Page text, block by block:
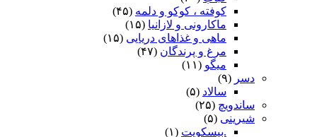
کوفته ، کوکو و دلمه (۴۵)
ماکارونی و لازانیا (۱۵)
ماهی و غذاهای دریایی (۱۵)
مرغ و پرندگان (۴۷)
میگو (۱۱)
دسر (۹)
سالاد (۵)
ساندویچ (۲۵)
شیرینی (۵)
.بیسکویت (۱)